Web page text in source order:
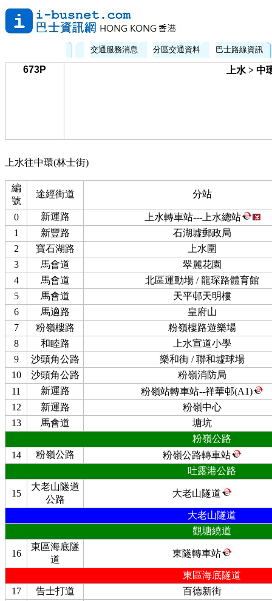
交通服務消息 分區交通資料 巴士路線資訊
673P 上水 > 中
上水往中環(林士街)
編
號
途經街道 分站
0 新運路
上水轉車站---上水總站
1
新豐路
石湖墟郵政局
2
寶石湖路
上水圍
3
馬會道
翠麗花園
4
馬會道
北區運動場 / 龍琛路體育館
5
馬會道
天平邨天明樓
6
馬適路
皇府山
7
粉嶺樓路
粉嶺樓路遊樂場
8
和睦路
上水宣道小學
9
沙頭角公路
樂和街 / 聯和墟球場
10
沙頭角公路
粉嶺消防局
11
新運路
粉嶺站轉車站--祥華邨(A1)
12
新運路
粉嶺中心
13
馬會道
塘坑
粉嶺公路
14
粉嶺公路
粉嶺公路轉車站
吐露港公路
15
大老山隧道
公路
大老山隧道
大老山隧道
觀塘繞道
16
東區海底隧
道
東隧轉車站
東區海底隧道
17
告士打道
百德新街